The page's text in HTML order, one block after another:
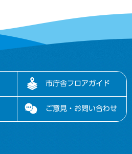
市庁舎フロアガイド
ご意見・お問い合わせ